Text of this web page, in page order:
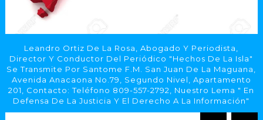
Leandro Ortiz De La Rosa, Abogado Y Periodista,
Director Y Conductor Del Periódico "Hechos De La Isla"
Se Transmite Por Santome F.M. San Juan De La Maguana,
Avenida Anacaona No.79, Segundo Nivel, Apartamento
201, Contacto: Teléfono 809-557-2792, Nuestro Lema " En
Defensa De La Justicia Y El Derecho A La Información"